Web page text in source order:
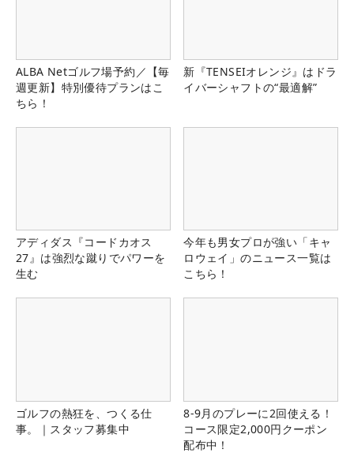
ALBA Netゴルフ場予約／【毎
週更新】特別優待プランはこ
ちら！
新『TENSEIオレンジ』はドラ
イバーシャフトの“最適解”
アディダス『コードカオス
27』は強烈な蹴りでパワーを
生む
今年も男女プロが強い「キャ
ロウェイ」のニュース一覧は
こちら！
ゴルフの熱狂を、つくる仕
事。｜スタッフ募集中
8-9月のプレーに2回使える！
コース限定2,000円クーポン
配布中！